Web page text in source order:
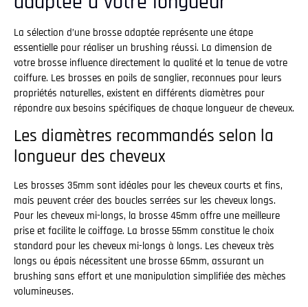
La sélection d’une brosse adaptée représente une étape
essentielle pour réaliser un brushing réussi. La dimension de
votre brosse influence directement la qualité et la tenue de votre
coiffure. Les brosses en poils de sanglier, reconnues pour leurs
propriétés naturelles, existent en différents diamètres pour
répondre aux besoins spécifiques de chaque longueur de cheveux.
Les diamètres recommandés selon la
longueur des cheveux
Les brosses 35mm sont idéales pour les cheveux courts et fins,
mais peuvent créer des boucles serrées sur les cheveux longs.
Pour les cheveux mi-longs, la brosse 45mm offre une meilleure
prise et facilite le coiffage. La brosse 55mm constitue le choix
standard pour les cheveux mi-longs à longs. Les cheveux très
longs ou épais nécessitent une brosse 65mm, assurant un
brushing sans effort et une manipulation simplifiée des mèches
volumineuses.